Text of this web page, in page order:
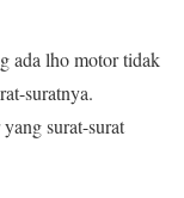
ada lho motor tidak
suratnya.
surat-surat